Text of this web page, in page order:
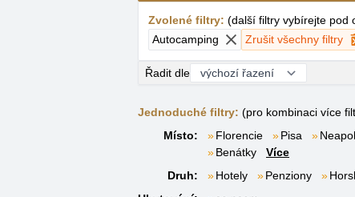
Zvolené filtry: (další filtry vybírejte pod
Autocamping
Zrušit všechny filtry
Řadit dle
Jednoduché filtry: (pro kombinaci více
Místo:
Florencie Pisa
Benátky
Více
Druh:
Hotely Penziony